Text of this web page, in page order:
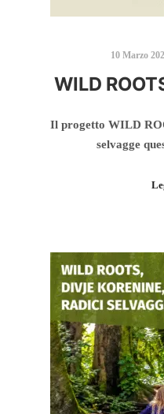
10 Marzo
WILD
Il progetto WILD
selvagge